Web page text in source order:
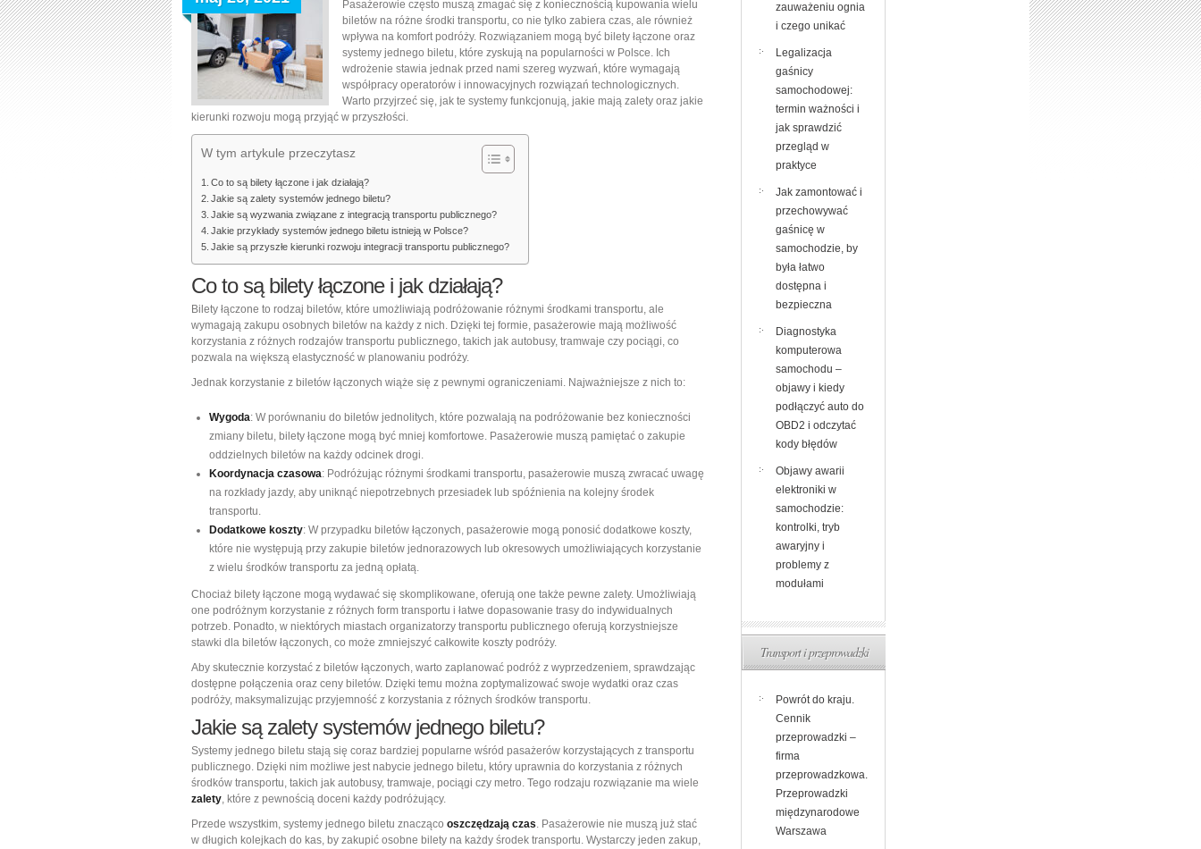
łączone
i
systemy
jednego
biletu
Pasażerowie często muszą zmagać się z koniecznością kupowania wielu
biletów na różne środki transportu, co nie tylko zabiera czas, ale również
wpływa na komfort podróży. Rozwiązaniem mogą być bilety łączone oraz
systemy jednego biletu, które zyskują na popularności w Polsce. Ich
wdrożenie stawia jednak przed nami szereg wyzwań, które wymagają
współpracy operatorów i innowacyjnych rozwiązań technologicznych.
Warto przyjrzeć się, jak te systemy funkcjonują, jakie mają zalety oraz jakie
kierunki rozwoju mogą przyjąć w przyszłości.
W tym artykule przeczytasz
Co to są bilety łączone i jak działają?
Jakie są zalety systemów jednego biletu?
Jakie są wyzwania związane z integracją transportu publicznego?
Jakie przykłady systemów jednego biletu istnieją w Polsce?
Jakie są przyszłe kierunki rozwoju integracji transportu publicznego?
Co to są bilety łączone i jak działają?
Bilety łączone to rodzaj biletów, które umożliwiają podróżowanie różnymi środkami transportu, ale
wymagają zakupu osobnych biletów na każdy z nich. Dzięki tej formie, pasażerowie mają możliwość
korzystania z różnych rodzajów transportu publicznego, takich jak autobusy, tramwaje czy pociągi, co
pozwala na większą elastyczność w planowaniu podróży.
Jednak korzystanie z biletów łączonych wiąże się z pewnymi ograniczeniami. Najważniejsze z nich to:
Wygoda: W porównaniu do biletów jednolitych, które pozwalają na podróżowanie bez konieczności
zmiany biletu, bilety łączone mogą być mniej komfortowe. Pasażerowie muszą pamiętać o zakupie
oddzielnych biletów na każdy odcinek drogi.
Koordynacja czasowa: Podróżując różnymi środkami transportu, pasażerowie muszą zwracać uwagę
na rozkłady jazdy, aby uniknąć niepotrzebnych przesiadek lub spóźnienia na kolejny środek
transportu.
Dodatkowe koszty: W przypadku biletów łączonych, pasażerowie mogą ponosić dodatkowe koszty,
które nie występują przy zakupie biletów jednorazowych lub okresowych umożliwiających korzystanie
z wielu środków transportu za jedną opłatą.
Chociaż bilety łączone mogą wydawać się skomplikowane, oferują one także pewne zalety. Umożliwiają
one podróżnym korzystanie z różnych form transportu i łatwe dopasowanie trasy do indywidualnych
potrzeb. Ponadto, w niektórych miastach organizatorzy transportu publicznego oferują korzystniejsze
stawki dla biletów łączonych, co może zmniejszyć całkowite koszty podróży.
Aby skutecznie korzystać z biletów łączonych, warto zaplanować podróż z wyprzedzeniem, sprawdzając
dostępne połączenia oraz ceny biletów. Dzięki temu można zoptymalizować swoje wydatki oraz czas
podróży, maksymalizując przyjemność z korzystania z różnych środków transportu.
Jakie są zalety systemów jednego biletu?
Systemy jednego biletu stają się coraz bardziej popularne wśród pasażerów korzystających z transportu
publicznego. Dzięki nim możliwe jest nabycie jednego biletu, który uprawnia do korzystania z różnych
środków transportu, takich jak autobusy, tramwaje, pociągi czy metro. Tego rodzaju rozwiązanie ma wiele
zalety, które z pewnością doceni każdy podróżujący.
Przede wszystkim, systemy jednego biletu znacząco oszczędzają czas. Pasażerowie nie muszą już stać
w długich kolejkach do kas, by zakupić osobne bilety na każdy środek transportu. Wystarczy jeden zakup,
zauważeniu ognia
i czego unikać
Legalizacja
gaśnicy
samochodowej:
termin ważności i
jak sprawdzić
przegląd w
praktyce
Jak zamontować i
przechowywać
gaśnicę w
samochodzie, by
była łatwo
dostępna i
bezpieczna
Diagnostyka
komputerowa
samochodu –
objawy i kiedy
podłączyć auto do
OBD2 i odczytać
kody błędów
Objawy awarii
elektroniki w
samochodzie:
kontrolki, tryb
awaryjny i
problemy z
modułami
Transport i przeprowadzki
Powrót do kraju.
Cennik
przeprowadzki –
firma
przeprowadzkowa.
Przeprowadzki
międzynarodowe
Warszawa